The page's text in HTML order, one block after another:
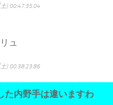
) 00:47:35.04
ュ
) 00:38:23.86
た内野手は違いますわ